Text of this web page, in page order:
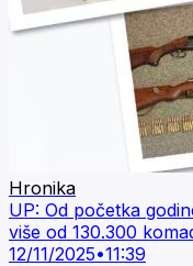
Hronika
UP: Od početka
više od 130.300
12/11/2025•11:39